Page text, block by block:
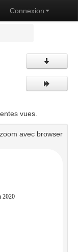
Connexion
vues.
avec browser